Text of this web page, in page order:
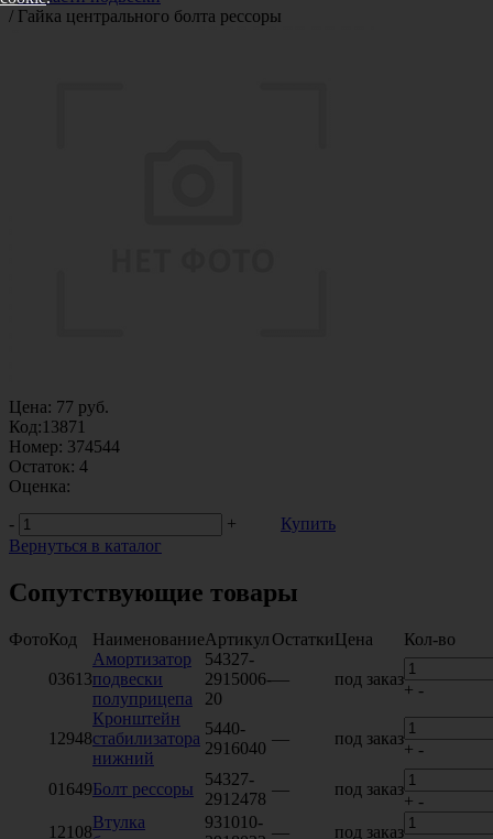
/ Гайка центрального болта рессоры
Цена: 77 руб.
Код:13871
Номер: 374544
Остаток: 4
Оценка:
-
+
Купить
Вернуться в каталог
Сопутствующие товары
ФотоКод НаименованиеАртикул ОстаткиЦена Кол-во
03613
Амортизатор
подвески
полуприцепа
54327-
2915006-
20
— под заказ
+ -
12948
Кронштейн
стабилизатора
нижний
5440-
2916040
— под заказ
+ -
01649Болт рессоры
54327-
2912478
— под заказ
+ -
12108
Втулка
931010-
— под заказ